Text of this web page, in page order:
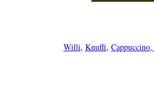
Willi, Knuffi, Cappuccino,